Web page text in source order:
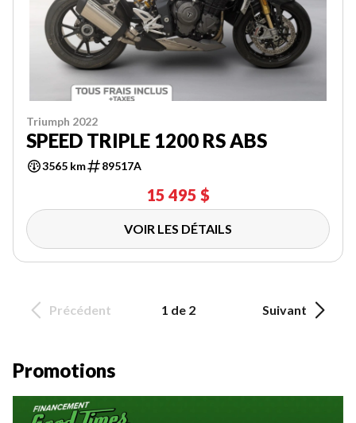
Triumph 2022
SPEED TRIPLE 1200 RS ABS
3565 km 89517A
15 495 $
VOIR LES DÉTAILS
Précédent 1 de 2 Suivant
Promotions